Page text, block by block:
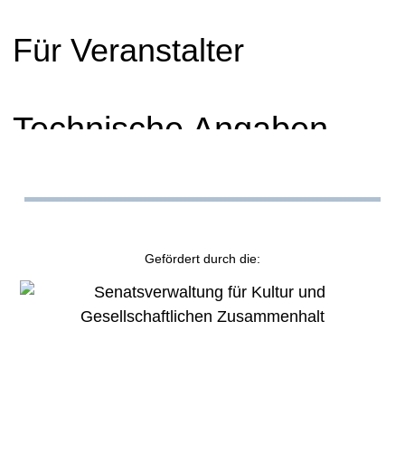
Für Veranstalter
Technische Angaben
Aufbauzeit:2 Stunden
Zuschauerbegrenzung:120
Bühne
5 x 5m
Gefördert durch die: